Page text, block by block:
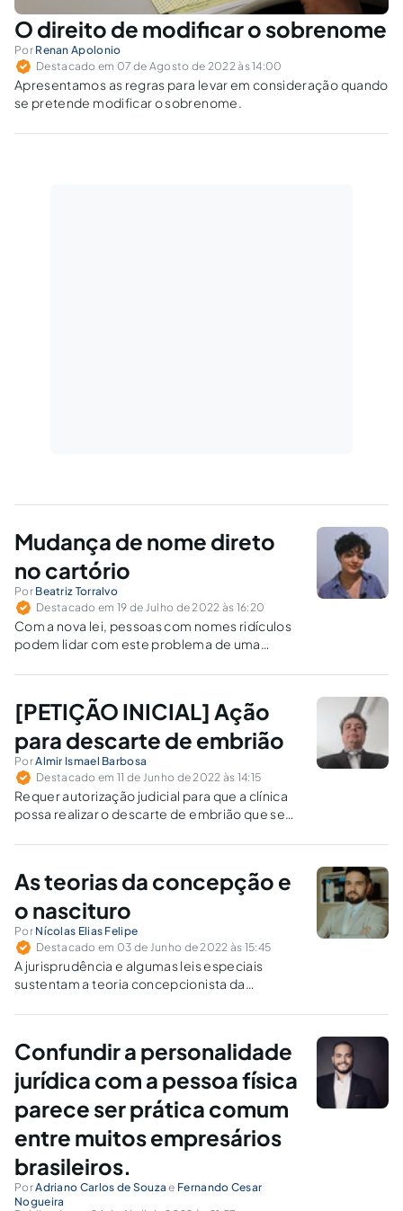
O direito de modificar o sobrenome
Por Renan Apolonio
Destacado em 07 de Agosto de 2022 às 14:00
Apresentamos as regras para levar em consideração quando
se pretende modificar o sobrenome.
Mudança de nome direto
no cartório
Por Beatriz Torralvo
Destacado em 19 de Julho de 2022 às 16:20
Com a nova lei, pessoas com nomes ridículos
podem lidar com este problema de uma
[PETIÇÃO INICIAL] Ação
para descarte de embrião
PorAlmir Ismael Barbosa
Destacado em 11 de Junho de 2022 às 14:15
Requer autorização judicial para que a clínica
possa realizar o descarte de embrião que se
dependências.
As teorias da concepção e
o nascituro
Por Nícolas Elias Felipe
Destacado em 03 de Junho de 2022 às 15:45
A jurisprudência e algumas leis especiais
sustentam a teoria concepcionista da
Confundir a personalidade
jurídica com a pessoa física
parece ser prática comum
entre muitos empresários
brasileiros.
PorAdriano Carlos de Souza e Fernando Cesar
Nogueira